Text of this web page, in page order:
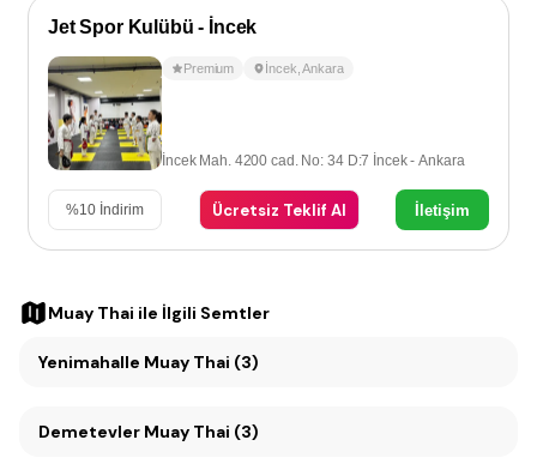
Jet Spor Kulübü - İncek
Premium İncek ,Ankara
İncek Mah. 4200 cad. No: 34 D:7 İncek - Ankara
%10 İndirim Ücretsiz Teklif Al İletişim
Muay Thai ile İlgili Semtler
Yenimahalle Muay Thai (3)
Demetevler Muay Thai (3)